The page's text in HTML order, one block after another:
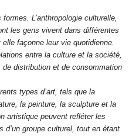
L’anthropologie culturelle,
les gens vivent dans différentes
façonne leur vie quotidienne.
entre la culture et la société,
distribution et de consommation
types d’art, tels que la
la peinture, la sculpture et la
artistique peuvent refléter les
groupe culturel, tout en étant